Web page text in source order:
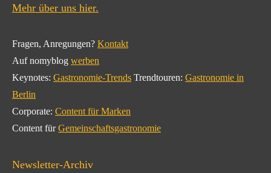
Mehr über uns hier.
Fragen, Anregungen? Kontakt
Auf nomyblog werben
Keynotes: Gastronomie-Trends Trendtouren: Gastronomie in
Berlin
Corporate: Content für Marken
Content fürGemeinschaftsgastronomie
Newsletter-Archiv